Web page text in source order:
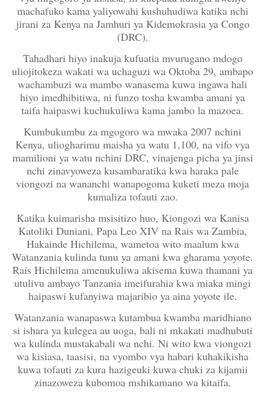
machafuko kama yaliyowahi kushuhudiwa katika nchi
jirani za Kenya na Jamhuri ya Kidemokrasia ya Congo
(DRC).
Tahadhari hiyo inakuja kufuatia mvurugano mdogo
uliojitokeza wakati wa uchaguzi wa Oktoba 29, ambapo
wachambuzi wa mambo wanasema kuwa ingawa hali
hiyo imedhibitiwa, ni funzo tosha kwamba amani ya
taifa haipaswi kuchukuliwa kama jambo la mazoea.
Kumbukumbu za mgogoro wa mwaka 2007 nchini
Kenya, uliogharimu maisha ya watu 1,100, na vifo vya
mamilioni ya watu nchini DRC, vinajenga picha ya jinsi
nchi zinavyoweza kusambaratika kwa haraka pale
viongozi na wananchi wanapogoma kuketi meza moja
kumaliza tofauti zao.
Katika kuimarisha msisitizo huo, Kiongozi wa Kanisa
Katoliki Duniani, Papa Leo XIV na Rais wa Zambia,
Hakainde Hichilema, wametoa wito maalum kwa
Watanzania kulinda tunu ya amani kwa gharama yoyote.
Rais Hichilema amenukuliwa akisema kuwa thamani ya
utulivu ambayo Tanzania imeifurahia kwa miaka mingi
haipaswi kufanyiwa majaribio ya aina yoyote ile.
Watanzania wanapaswa kutambua kwamba maridhiano
si ishara ya kulegea au uoga, bali ni mkakati madhubuti
wa kulinda mustakabali wa nchi. Ni wito kwa viongozi
wa kisiasa, taasisi, na vyombo vya habari kuhakikisha
kuwa tofauti za kura hazigeuki kuwa chuki za kijamii
zinazoweza kubomoa mshikamano wa kitaifa.